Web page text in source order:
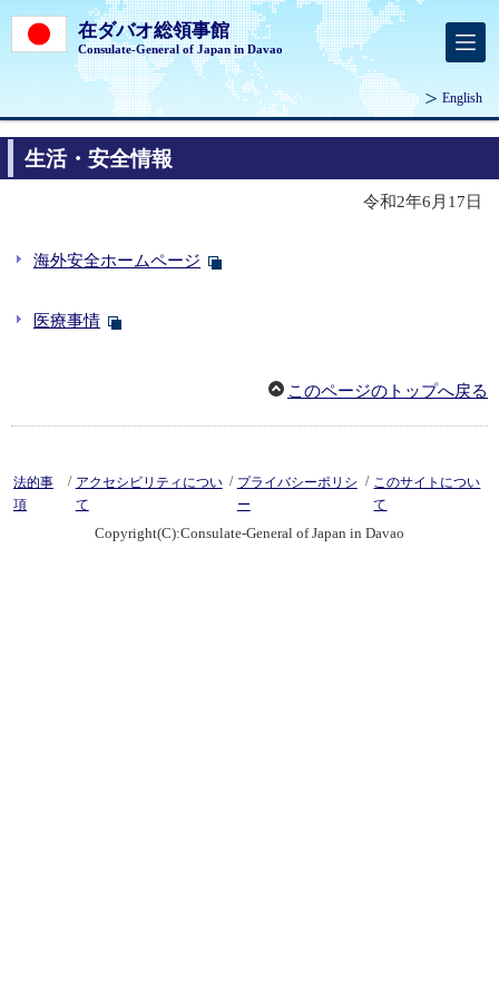
在ダバオ総領事館
Consulate-General of Japan in Davao
English
生活・安全情報
令和2年6月17日
海外安全ホームページ
医療事情
このページのトップへ戻る
法的事
項
/ アクセシビリティについ
て
/ プライバシーポリシ
ー
/ このサイトについ
て
Copyright(C):Consulate-General of Japan in Davao